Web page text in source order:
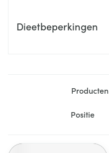
Dieetbeperkingen
Producten
Sorteer op: